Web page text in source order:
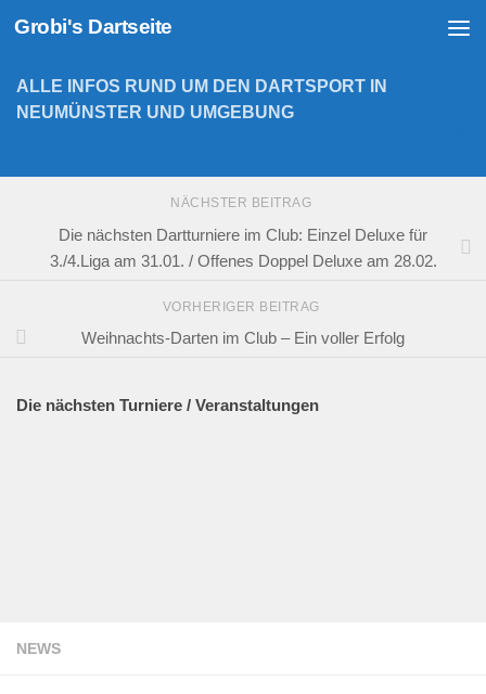
Zum Inhalt springen
Grobi's Dartseite
NEWS
ALLE INFOS RUND UM DEN DARTSPORT IN
NEUMÜNSTER UND UMGEBUNG
NÄCHSTER BEITRAG
Die nächsten Dartturniere im Club: Einzel Deluxe für
3./4.Liga am 31.01. / Offenes Doppel Deluxe am 28.02.
VORHERIGER BEITRAG
Weihnachts-Darten im Club – Ein voller Erfolg
Die nächsten Turniere / Veranstaltungen